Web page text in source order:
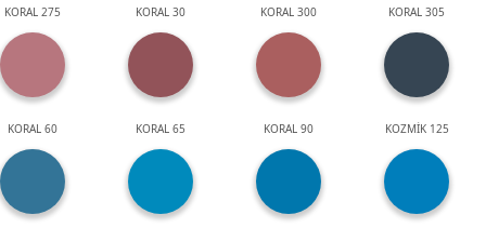
KORAL 275 KORAL 30 KORAL 300 KORAL 305
KORAL 60 KORAL 65 KORAL 90 KOZMİK 125